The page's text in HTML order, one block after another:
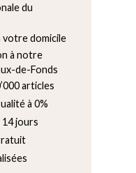
du
votre domicile
à notre
de-Fonds
articles
à 0%
14 jours